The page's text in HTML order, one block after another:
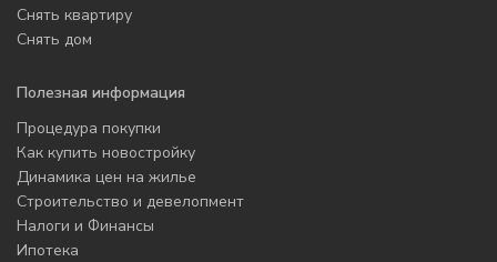
Снять квартиру
Снять дом
Полезная информация
Процедура покупки
Как купить новостройку
Динамика цен на жилье
Строительство и девелопмент
Налоги и Финансы
Ипотека